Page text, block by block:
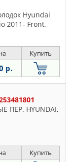
Hyundai
2011- Front,
Купить
р.
HYUNDAI,
Купить